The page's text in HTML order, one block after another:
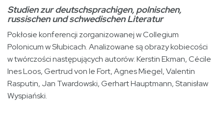
Studien zur deutschsprachigen, polnischen,
russischen und schwedischen Literatur
Pokłosie konferencji zorganizowanej w Collegium
Polonicum w Słubicach. Analizowane są obrazy kobiecości
w twórczości następujących autorów: Kerstin Ekman, Cécile
Ines Loos, Gertrud von le Fort, Agnes Miegel, Valentin
Rasputin, Jan Twardowski, Gerhart Hauptmann, Stanisław
Wyspiański.